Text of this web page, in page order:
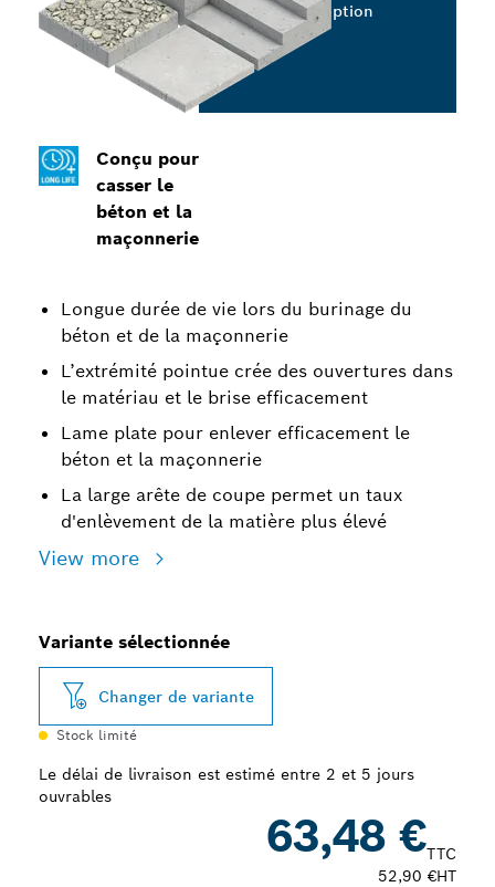
Conçu pour
casser le
béton et la
maçonnerie
Longue durée de vie lors du burinage du
béton et de la maçonnerie
L’extrémité pointue crée des ouvertures dans
le matériau et le brise efficacement
Lame plate pour enlever efficacement le
béton et la maçonnerie
La large arête de coupe permet un taux
d'enlèvement de la matière plus élevé
View more
option
Variante sélectionnée
Changer de variante
Stock limité
Le délai de livraison est estimé entre 2 et 5 jours
ouvrables
63,48 €TTC
52,90 €HT